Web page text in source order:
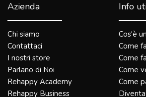
Azienda
Chi siamo
Contattaci
I nostri store
Parlano di Noi
Rehappy Academy
Rehappy Business
Info
Cos'è
Come
Come
Come
Come